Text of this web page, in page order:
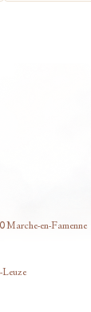
Marche-en-Famenne
Leuze